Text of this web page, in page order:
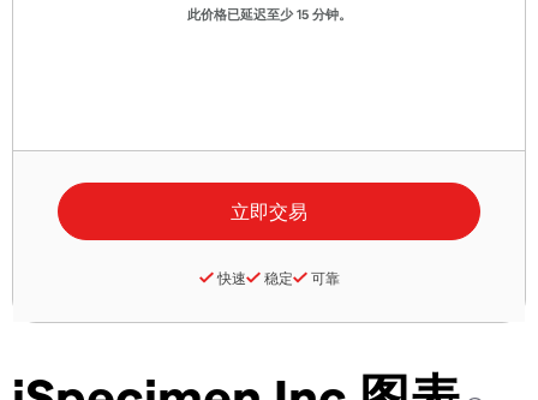
此价格已延迟至少 15 分钟。
快速 稳定 可靠